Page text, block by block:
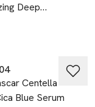
Deep
Foam
Centella
Blue Serum